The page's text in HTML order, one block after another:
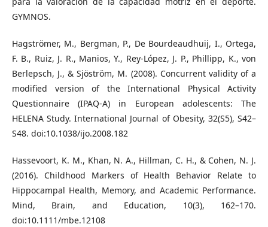
GYMNOS.
Hagströmer, M., Bergman, P., De Bourdeaudhuij, I., Ortega,
F. B., Ruiz, J. R., Manios, Y., Rey-López, J. P., Phillipp, K., von
Berlepsch, J., & Sjöström, M. (2008). Concurrent validity of a
modified version of the International Physical Activity
Questionnaire (IPAQ-A) in European adolescents: The
HELENA Study. International Journal of Obesity, 32(S5), S42–
S48. doi:10.1038/ijo.2008.182
Hassevoort, K. M., Khan, N. A., Hillman, C. H., & Cohen, N. J.
(2016). Childhood Markers of Health Behavior Relate to
Hippocampal Health, Memory, and Academic Performance.
Mind, Brain, and Education, 10(3), 162–170.
doi:10.1111/mbe.12108